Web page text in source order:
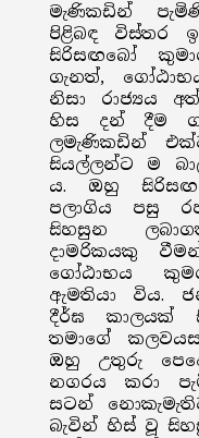
මැණිකඩින්
පිළිබඳ විස්තර
සිරිසඟබෝ
ගැනත්,
නිසා රාජ්‍යය
හිස දන් දීම
ලමැණිකඩින්
සියල්ලන්ට ම
ය. ඔහු
පලාගිය පසු
සිහසුන
දාමරිකයකු
ගෝඨාභය
ඇමතියා විය.
දීර්ඝ කාලයක්
තමාගේ
ඔහු උතුරු
නගරය කරා
සටන්
බැවින් හිස් වූ